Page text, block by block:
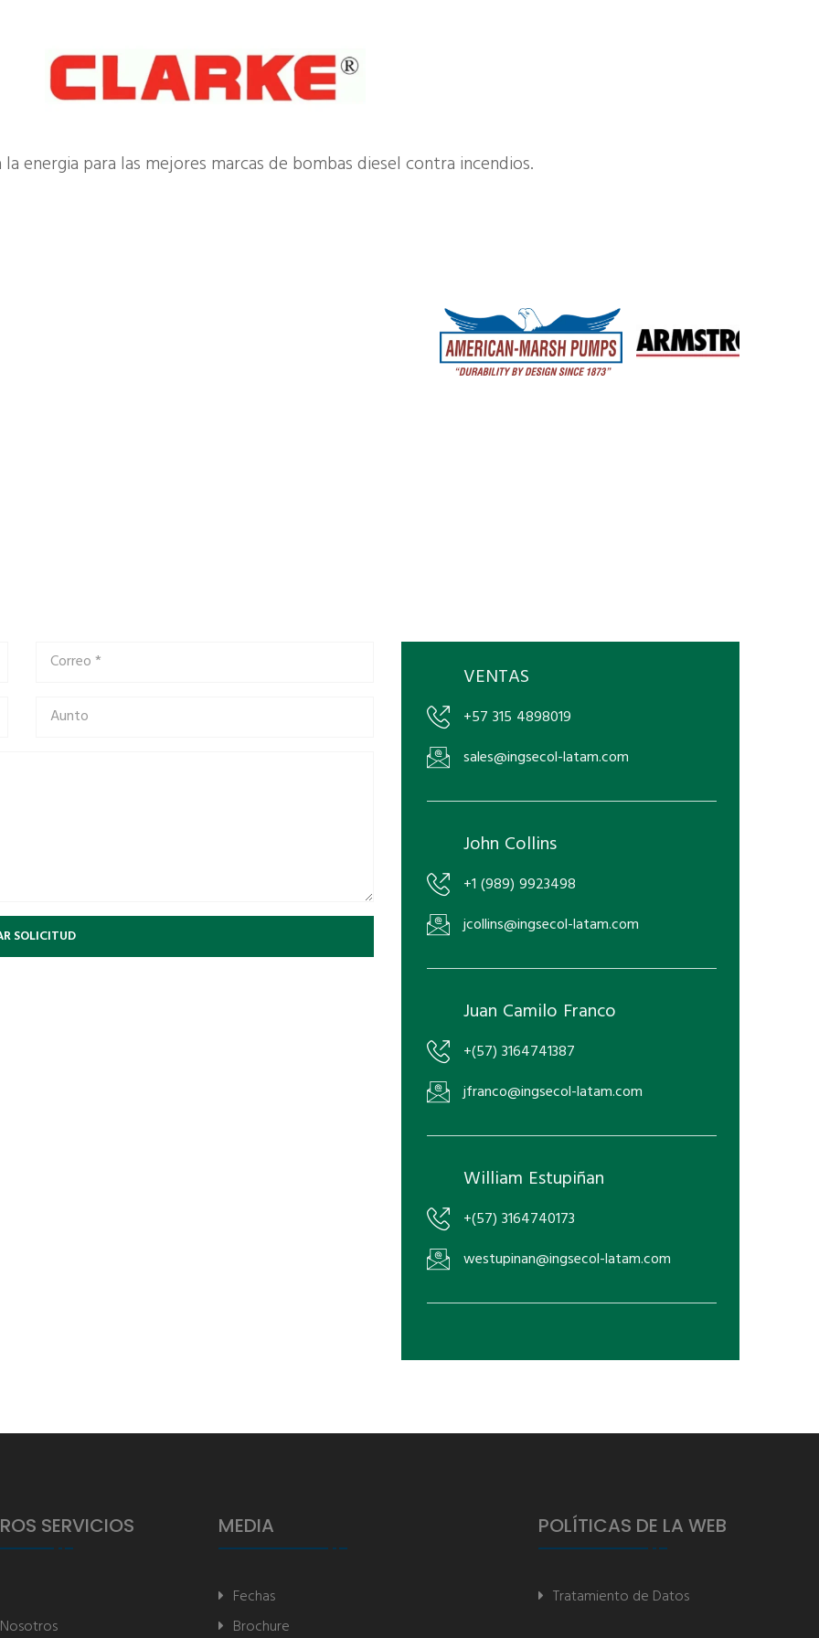
la energia para las mejores marcas de bombas diesel contra incendios.
SOLICITUD
VENTAS
+57 315 4898019
sales@ingsecol-latam.com
John Collins
+1 (989) 9923498
jcollins@ingsecol-latam.com
Juan Camilo Franco
+(57) 3164741387
jfranco@ingsecol-latam.com
William Estupiñan
+(57) 3164740173
westupinan@ingsecol-latam.com
SERVICIOS MEDIA
Fechas
Brochure
POLÍTICAS DE LA WEB
Tratamiento de Datos